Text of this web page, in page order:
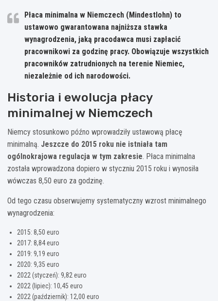
Płaca minimalna w Niemczech (Mindestlohn) to
ustawowo gwarantowana najniższa stawka
wynagrodzenia, jaką pracodawca musi zapłacić
pracownikowi za godzinę pracy. Obowiązuje wszystkich
pracowników zatrudnionych na terenie Niemiec,
niezależnie od ich narodowości.
Historia i ewolucja płacy
minimalnej w Niemczech
Niemcy stosunkowo późno wprowadziły ustawową płacę
minimalną. Jeszcze do 2015 roku nie istniała tam
ogólnokrajowa regulacja w tym zakresie. Płaca minimalna
została wprowadzona dopiero w styczniu 2015 roku i wynosiła
wówczas 8,50 euro za godzinę.
Od tego czasu obserwujemy systematyczny wzrost minimalnego
wynagrodzenia:
2015: 8,50 euro
2017: 8,84 euro
2019: 9,19 euro
2020: 9,35 euro
2022 (styczeń): 9,82 euro
2022 (lipiec): 10,45 euro
2022 (październik): 12,00 euro